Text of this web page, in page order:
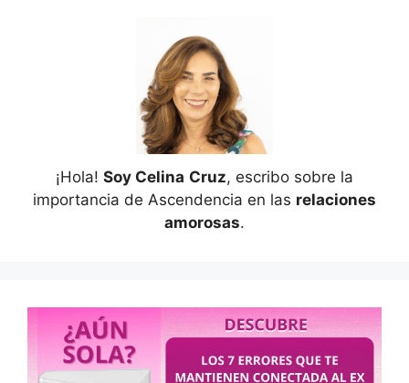
¡Hola! Soy Celina Cruz, escribo sobre la
importancia de Ascendencia en las relaciones
amorosas.